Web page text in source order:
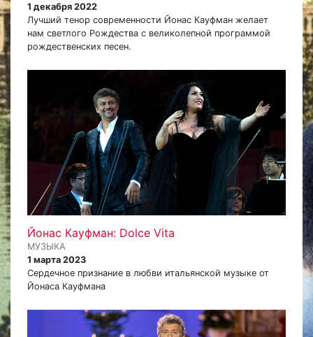
1 декабря 2022
Лучший тенор современности Йонас Кауфман желает
нам светлого Рождества с великолепной программой
рождественских песен.
Йонас Кауфман: Dolce Vita
МУЗЫКА
1 марта 2023
Сердечное признание в любви итальянской музыке от
Йонаса Кауфмана